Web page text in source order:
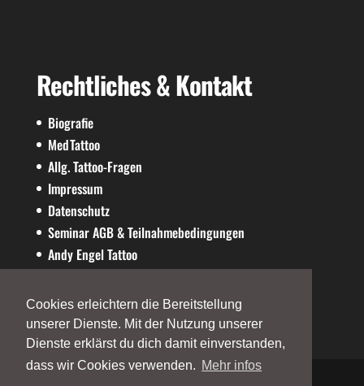
Cookies erleichtern die Bereitstellung
unserer Dienste. Mit der Nutzung unserer
Dienste erklärst du dich damit einverstanden,
dass wir Cookies verwenden. Mehr infos
Rechtliches & Kontakt
Biografie
MedTattoo
Allg. Tattoo-Fragen
Impressum
Datenschutz
Seminar AGB & Teilnahmebedingungen
Andy Engel Tattoo